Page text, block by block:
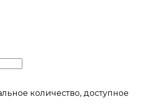
количество, доступное